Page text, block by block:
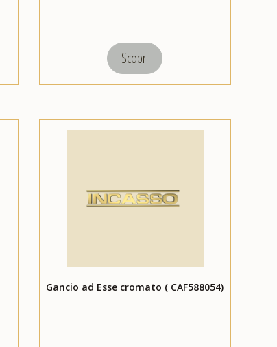
Scopri
Gancio ad Esse cromato ( CAF588054)